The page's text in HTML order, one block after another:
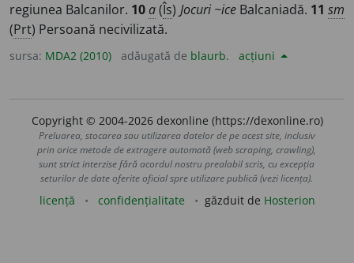
regiunea Balcanilor. 10a(Îs) Jocuri ~iceBalcaniadă. 11 sm
(Prt) Persoană necivilizată.
sursa: MDA2 (2010) adăugată de blaurb. acțiuni
Copyright © 2004-2026 dexonline (https://dexonline.ro)
Preluarea, stocarea sau utilizarea datelor de pe acest site, inclusiv
prin orice metode de extragere automată (web scraping, crawling),
sunt strict interzise fără acordul nostru prealabil scris, cu excepția
seturilor de date oferite oficial spre utilizare publică (vezi licența).
licență confidențialitate găzduit de Hosterion